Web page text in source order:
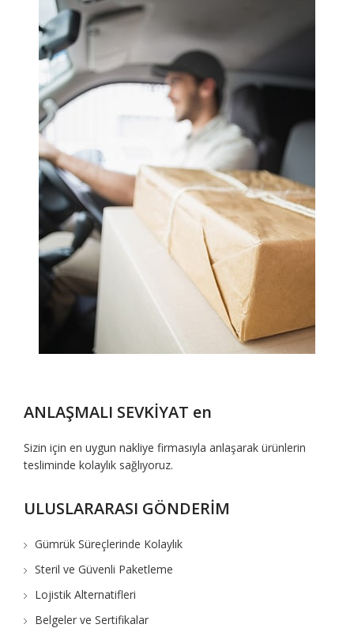
ANLAŞMALI SEVKİYAT en
Sizin için en uygun nakliye firmasıyla anlaşarak ürünlerin
tesliminde kolaylık sağlıyoruz.
ULUSLARARASI GÖNDERİM
Gümrük Süreçlerinde Kolaylık
Steril ve Güvenli Paketleme
Lojistik Alternatifleri
Belgeler ve Sertifikalar